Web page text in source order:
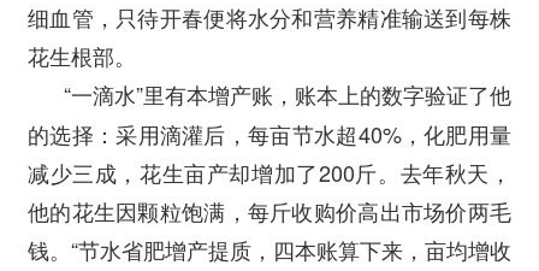
细血管，只待开春便将水分和营养精准输送到每株
花生根部。
“一滴水”里有本增产账，账本上的数字验证了他
的选择：采用滴灌后，每亩节水超40%，化肥用量
减少三成，花生亩产却增加了200斤。去年秋天，
他的花生因颗粒饱满，每斤收购价高出市场价两毛
钱。“节水省肥增产提质，四本账算下来，亩均增收